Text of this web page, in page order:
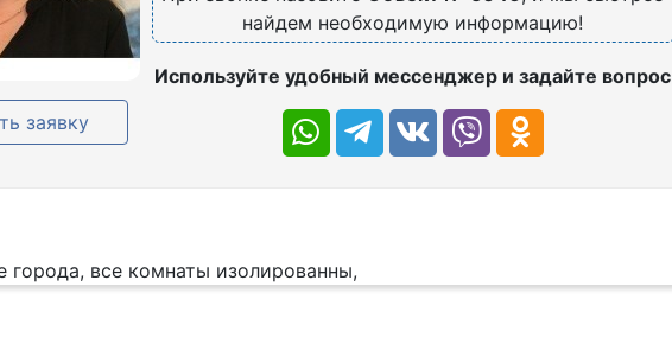
заявку
найдем необходимую информацию!
Используйте удобный мессенджер и задайте вопрос
города, все комнаты изолированны,